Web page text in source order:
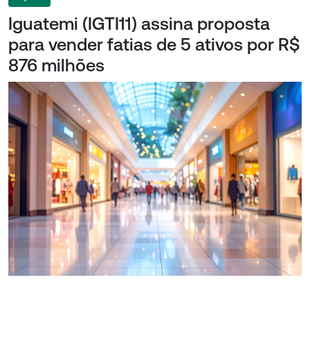
Iguatemi (IGTI11) assina proposta
para vender fatias de 5 ativos por R$
876 milhões